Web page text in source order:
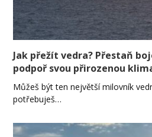
Jak přežít vedra? Přestaň
podpoř svou přirozenou
Můžeš být ten největší milovník
potřebuješ…